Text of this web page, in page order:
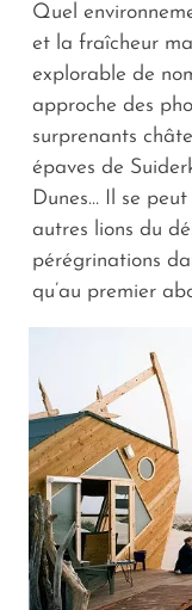
Quel
et la fraîcheur
explorable de
approche des
surprenants
épaves de
Dunes… Il se
autres lions du
pérégrinations
qu’au premier